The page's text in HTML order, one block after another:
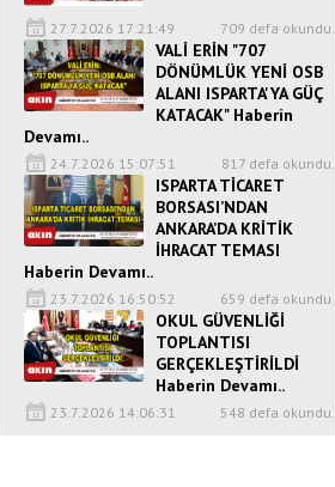
27.7.2026 17:21:49 709 defa okundu.
VALİ ERİN "707
DÖNÜMLÜK YENİ OSB
ALANI ISPARTA'YA GÜÇ
KATACAK" Haberin
Devamı..
24.7.2026 15:07:51 817 defa okundu.
ISPARTA TİCARET
BORSASI’NDAN
ANKARA’DA KRİTİK
İHRACAT TEMASI
Haberin Devamı..
23.7.2026 16:50:52 659 defa okundu.
OKUL GÜVENLİĞİ
TOPLANTISI
GERÇEKLEŞTİRİLDİ
Haberin Devamı..
23.7.2026 14:06:31 548 defa okundu.